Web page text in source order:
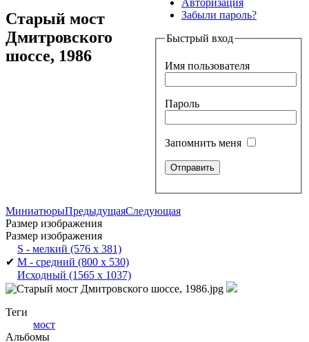
Авторизация
Забыли пароль?
Быстрый вход
Имя пользователя
Пароль
Запомнить меня
Старый мост
Дмитровского
шоссе, 1986
МиниатюрыПредыдущаяСледующая
Размер изображения
Размер изображения
S - мелкий (576 x 381)
✔ M - средний (800 x 530)
Исходный (1565 x 1037)
Теги
мост
Альбомы